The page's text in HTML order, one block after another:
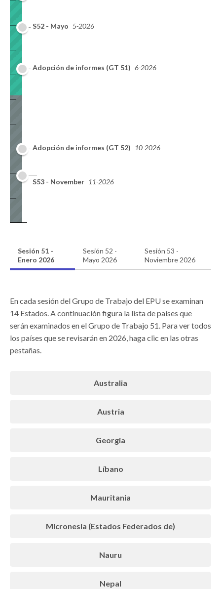
S52 - Mayo 5-2026
Adopción de informes (GT 51) 6-2026
Adopción de informes (GT 52) 10-2026
S53 - November 11-2026
Sesión 51 -
Enero 2026
Sesión 52 -
Mayo 2026
Sesión 53 -
Noviembre 2026
En cada sesión del Grupo de Trabajo del EPU se examinan
14 Estados. A continuación figura la lista de países que
serán examinados en el Grupo de Trabajo 51. Para ver todos
los países que se revisarán en 2026, haga clic en las otras
pestañas.
Australia
Austria
Georgia
Líbano
Mauritania
Micronesia (Estados Federados de)
Nauru
Nepal